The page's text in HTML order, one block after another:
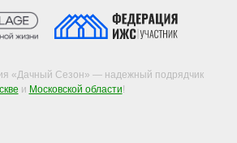
«Дачный Сезон» — надежный подрядчик
и Московской области!